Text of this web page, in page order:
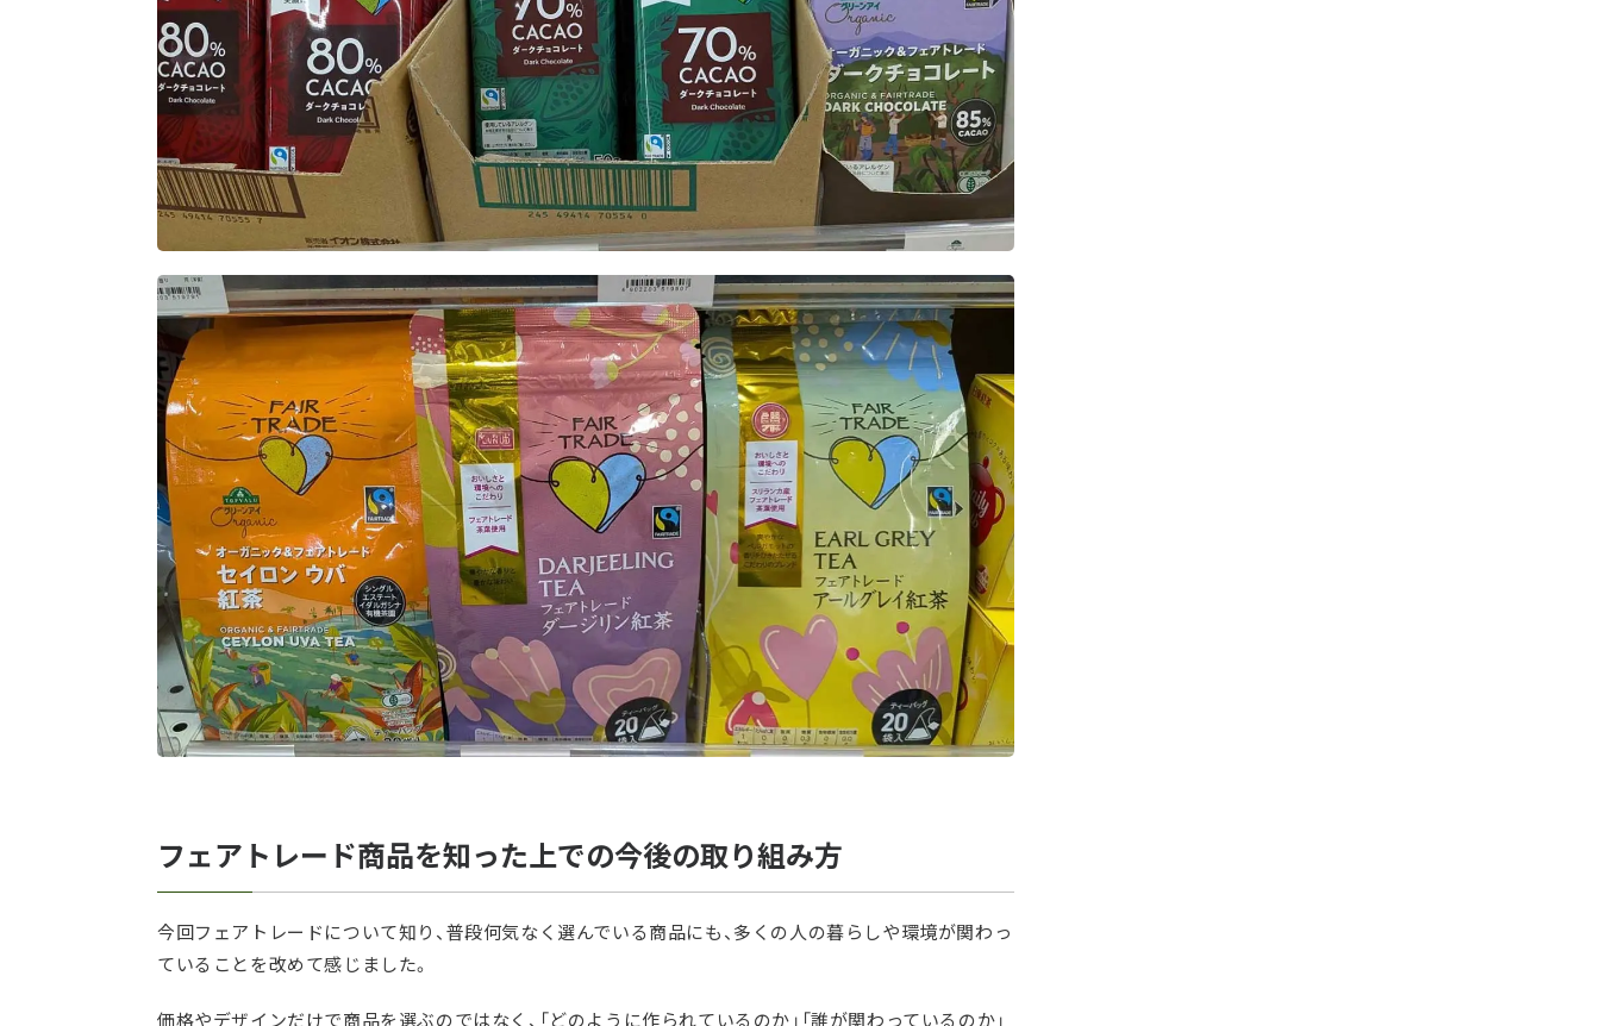
フェアトレード商品を知った上での今後の取り組み方
今回フェアトレードについて知り、普段何気なく選んでいる商品にも、多くの人の暮らしや環境が関わっ
ていることを改めて感じました。
価格やデザインだけで商品を選ぶのではなく、「どのように作られているのか」「誰が関わっているのか」